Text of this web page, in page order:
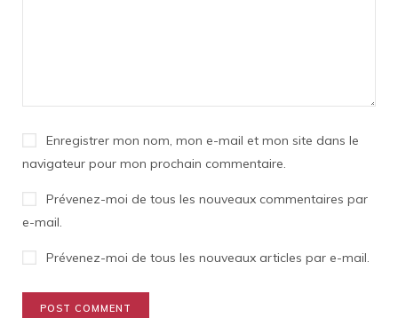
Enregistrer mon nom, mon e-mail et mon site dans le
navigateur pour mon prochain commentaire.
Prévenez-moi de tous les nouveaux commentaires par
e-mail.
Prévenez-moi de tous les nouveaux articles par e-mail.